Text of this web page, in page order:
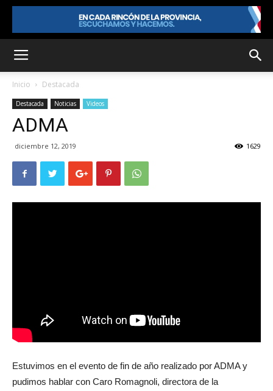
Inicio Destacada
Destacada Noticias Videos
ADMA
diciembre 12, 2019 1629
Estuvimos en el evento de fin de año realizado por ADMA y
pudimos hablar con Caro Romagnoli, directora de la